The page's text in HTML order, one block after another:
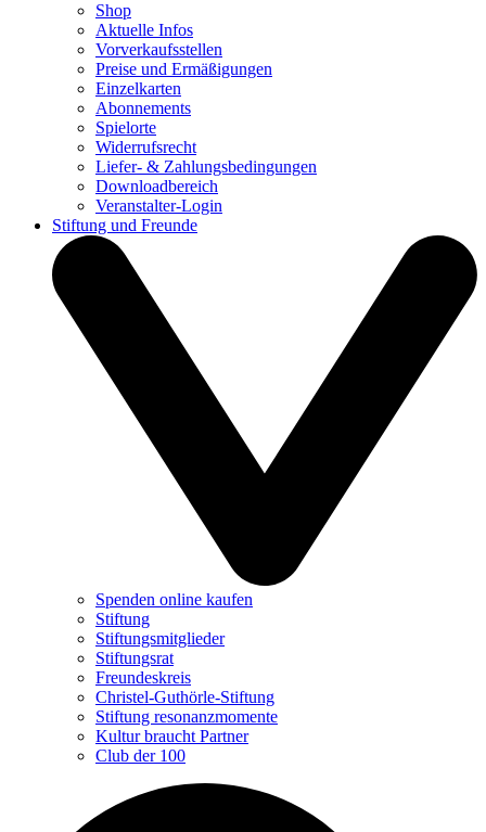
Shop
Aktuelle Infos
Vorverkaufsstellen
Preise und Ermäßigungen
Einzelkarten
Abonnements
Spielorte
Widerrufsrecht
Liefer- & Zahlungsbedingungen
Downloadbereich
Veranstalter-Login
Stiftung und Freunde
Spenden online kaufen
Stiftung
Stiftungsmitglieder
Stiftungsrat
Freundeskreis
Christel-Guthörle-Stiftung
Stiftung resonanzmomente
Kultur braucht Partner
Club der 100